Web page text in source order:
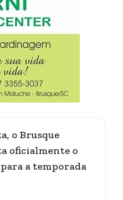
o Brusque
oficialmente o
a temporada